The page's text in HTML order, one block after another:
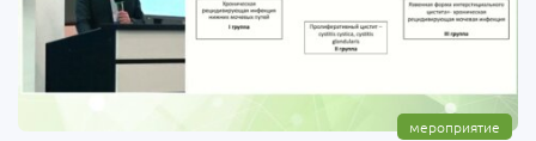
мероприятие